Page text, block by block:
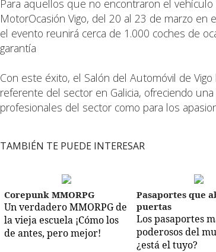
Para aquellos que no encontraron el
MotorOcasión Vigo, del 20 al 23 de marzo en
el evento reunirá cerca de 1.000 coches de
garantía
Con este éxito, el Salón del Automóvil de
referente del sector en Galicia, ofreciendo
profesionales del sector como para los
TAMBIÉN TE PUEDE INTERESAR
Corepunk MMORPG
Un verdadero MMORPG de
la vieja escuela ¡Cómo los
de antes, pero mejor!
Pasaportes que
puertas
Los pasaportes
poderosos del
¿está el tuyo?